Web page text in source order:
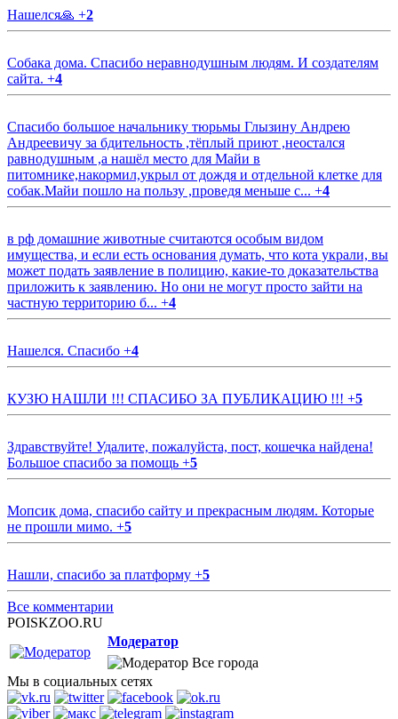
Нашелся🙏 +2
Собака дома. Спасибо неравнодушным людям. И создателям
сайта. +4
Спасибо большое начальнику тюрьмы Глызину Андрею
Андреевичу за бдительность ,тёплый приют ,неостался
равнодушным ,а нашёл место для Майи в
питомнике,накормил,укрыл от дождя и отдельной клетке для
собак.Майи пошло на пользу ,проведя меньше с... +4
в рф домашние животные считаются особым видом
имущества, и если есть основания думать, что кота украли, вы
может подать заявление в полицию, какие-то доказательства
приложить к заявлению. Но они не могут просто зайти на
частную территорию б... +4
Нашелся. Спасибо +4
КУЗЮ НАШЛИ !!! СПАСИБО ЗА ПУБЛИКАЦИЮ !!! +5
Здравствуйте! Удалите, пожалуйста, пост, кошечка найдена!
Большое спасибо за помощь +5
Мопсик дома, спасибо сайту и прекрасным людям. Которые
не прошли мимо. +5
Нашли, спасибо за платформу +5
Все комментарии
POISKZOO.RU
Модератор
Все города
Мы в социальных сетях